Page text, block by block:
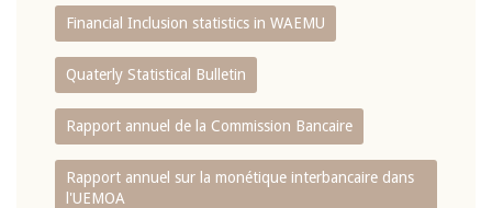
Financial Inclusion statistics in WAEMU
Quaterly Statistical Bulletin
Rapport annuel de la Commission Bancaire
Rapport annuel sur la monétique interbancaire dans
l'UEMOA